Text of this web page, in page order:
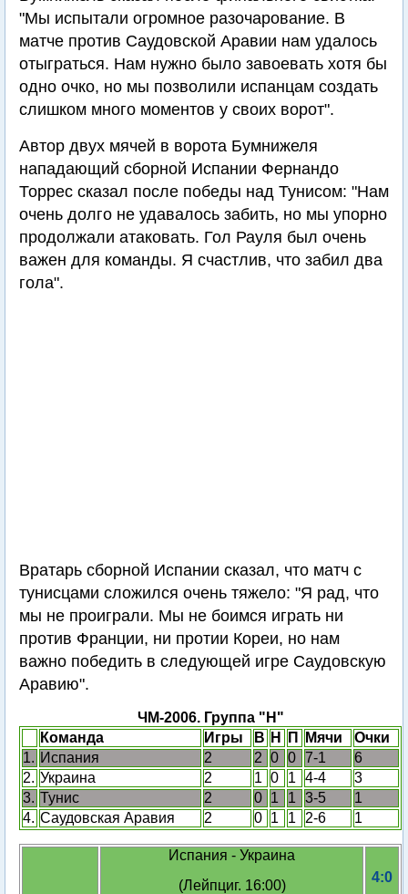
"Мы испытали огромное разочарование. В
матче против Саудовской Аравии нам удалось
отыграться. Нам нужно было завоевать хотя бы
одно очко, но мы позволили испанцам создать
слишком много моментов у своих ворот".
Автор двух мячей в ворота Бумнижеля
нападающий сборной Испании Фернандо
Торрес сказал после победы над Тунисом: "Нам
очень долго не удавалось забить, но мы упорно
продолжали атаковать. Гол Рауля был очень
важен для команды. Я счастлив, что забил два
гола".
Вратарь сборной Испании сказал, что матч с
тунисцами сложился очень тяжело: "Я рад, что
мы не проиграли. Мы не боимся играть ни
против Франции, ни протии Кореи, но нам
важно победить в следующей игре Саудовскую
Аравию".
ЧМ-2006. Группа "H"
Команда
Игры В Н П Мячи
Очки
1. Испания 2 2 0 0 7-1
6
2. Украина 2 1 0 1 4-4
3
3. Тунис 2 0 1 1 3-5
1
4. Саудовская Аравия 2 0 1 1 2-6 1
Испания - Украина
(Лейпциг. 16:00)
4:0